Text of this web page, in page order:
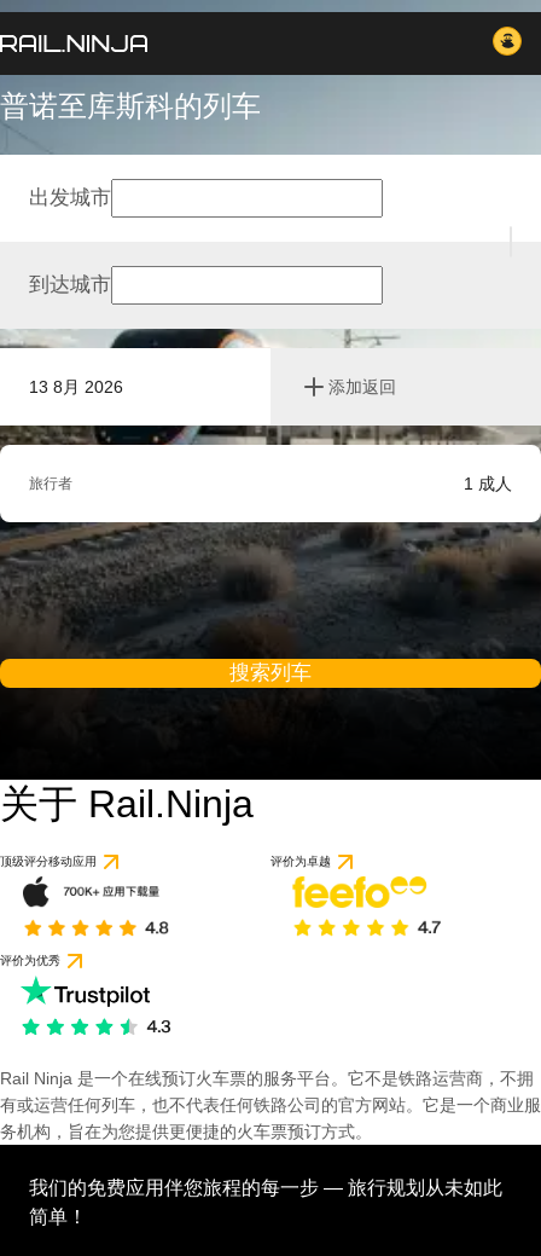
普诺至库斯科的列车
13 8月 2026 添加返回
出发城市
到达城市
旅行者 1 成人
搜索列车
关于 Rail.Ninja
顶级评分移动应用 评价为卓越
评价为优秀
Rail Ninja 是一个在线预订火车票的服务平台。它不是铁路运营商，不拥
有或运营任何列车，也不代表任何铁路公司的官方网站。它是一个商业服
务机构，旨在为您提供更便捷的火车票预订方式。
我们的免费应用伴您旅程的每一步 — 旅行规划从未如此
简单！